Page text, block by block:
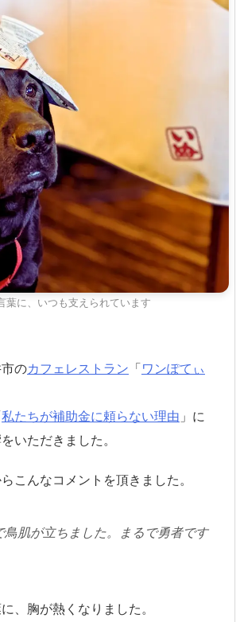
葉に、いつも支えられています
のカフェレストラン 「ワンぽてぃ
私たちが補助金に頼らない理由 」に
いただきました。
こんなコメントを頂きました。
鳥肌が立ちました。まるで勇者です
、胸が熱くなりました。